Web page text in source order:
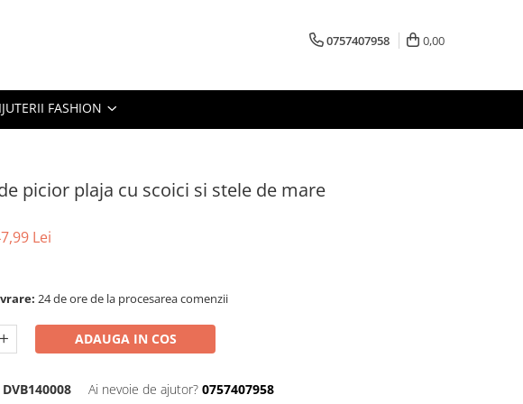
0757407958 0,00
FASHION
picior plaja cu scoici si stele de mare
Lei
24 de ore de la procesarea comenzii
ADAUGA IN COS
DVB140008 Ai nevoie de ajutor? 0757407958